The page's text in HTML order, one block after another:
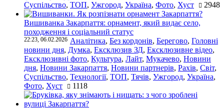
Суспільство, ТОП, Ужгород, Україна, Фото, Хуст 2948
Вишиванка Закарпаття: орнамент, який видає село,
походження і соціальний статус
22:23, 06.02.2026 Аналітика, Без кордонів, Берегово, Головні
новини дня, Думка, Ексклюзив ЗД, Ексклюзивне відео,
Ексклюзивні фото, Культура, Лайт, Мукачево, Новини
дня, Новини Закарпаття, Новини партнерів, Рахів, Світ,
Суспільство, Технології, ТОП, Тячів, Ужгород, Україна,
Фото, Хуст 1118